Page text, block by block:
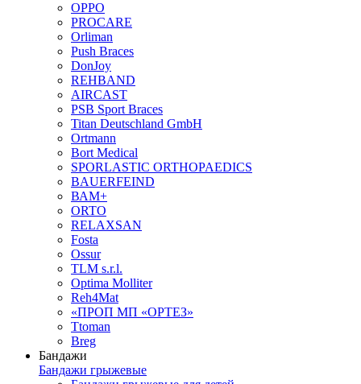
OPPO
PROCARE
Orliman
Push Braces
DonJoy
REHBAND
AIRCAST
PSB Sport Braces
Titan Deutschland GmbH
Ortmann
Bort Medical
SPORLASTIC ORTHOPAEDICS
BAUERFEIND
ВАМ+
ORTO
RELAXSAN
Fosta
Ossur
TLM s.r.l.
Optima Molliter
Reh4Mat
«ПРОП МП «ОРТЕЗ»
Ttoman
Breg
Бандажи
Бандажи грыжевые